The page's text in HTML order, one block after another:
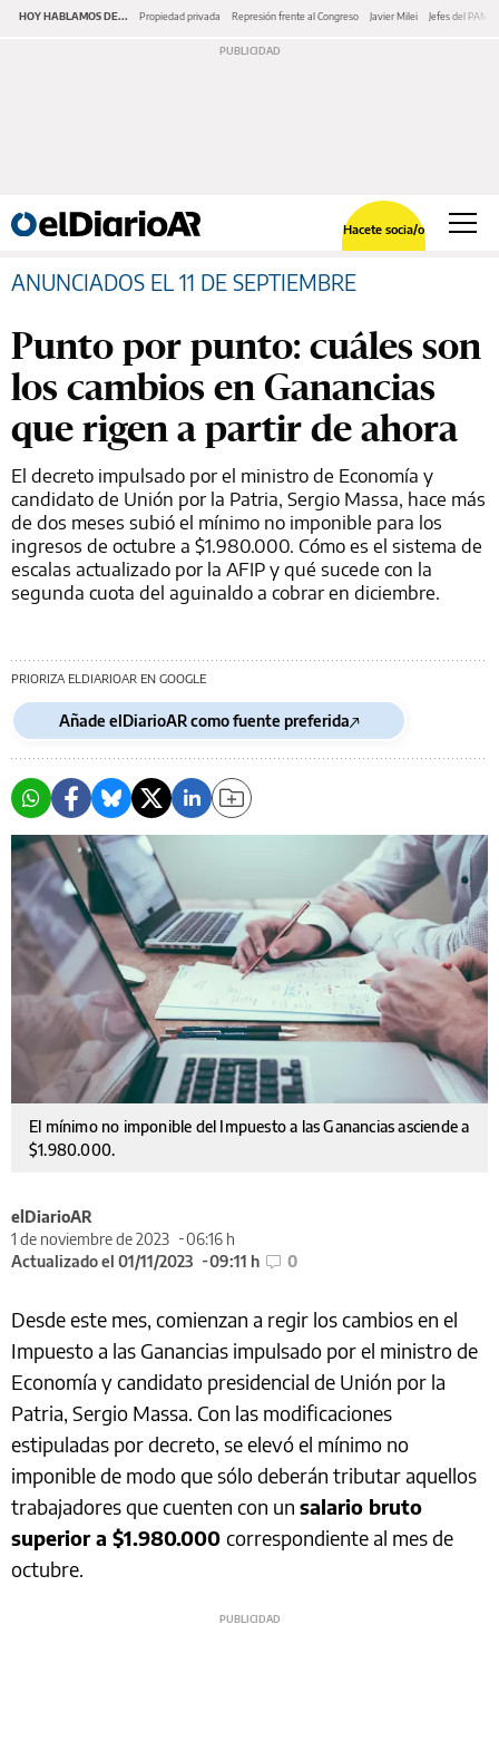
HOY HABLAMOS DE... Propiedad privada Represión frente al Congreso Javier Milei Jefes del PAMI
Hacete socia/o
ANUNCIADOS EL 11 DE SEPTIEMBRE
Punto por punto: cuáles son
los cambios en Ganancias
que rigen a partir de ahora
El decreto impulsado por el ministro de Economía y
candidato de Unión por la Patria, Sergio Massa, hace más
de dos meses subió el mínimo no imponible para los
ingresos de octubre a $1.980.000. Cómo es el sistema de
escalas actualizado por la AFIP y qué sucede con la
segunda cuota del aguinaldo a cobrar en diciembre.
PRIORIZA ELDIARIOAR EN GOOGLE
Añade elDiarioAR como fuente preferida
El mínimo no imponible del Impuesto a las Ganancias asciende a
$1.980.000.
elDiarioAR
1 de noviembre de 2023
06:16 h
Actualizado el 01/11/2023
09:11 h 0
Desde este mes, comienzan a regir los cambios en el
Impuesto a las Ganancias impulsado por el ministro de
Economía y candidato presidencial de Unión por la
Patria, Sergio Massa. Con las modificaciones
estipuladas por decreto, se elevó el mínimo no
imponible de modo que sólo deberán tributar aquellos
trabajadores que cuenten con un salario bruto
superior a $1.980.000 correspondiente al mes de
octubre.